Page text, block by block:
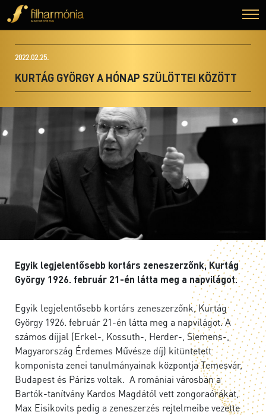
2022.02.25.
KURTÁG GYÖRGY A HÓNAP SZÜLÖTTEI KÖZÖTT
Egyik legjelentősebb kortárs zeneszerzőnk, Kurtág
György 1926. február 21-én látta meg a napvilágot.
Egyik legjelentősebb kortárs zeneszerzőnk, Kurtág
György 1926. február 21-én látta meg a napvilágot. A
számos díjjal (Erkel-, Kossuth-, Herder-, Siemens-,
Magyarország Érdemes Művésze díj) kitüntetett
komponista zenei tanulmányainak központja Temesvár,
Budapest és Párizs voltak. A romániai városban a
Bartók-tanítvány Kardos Magdától vett zongoraórákat,
Max Eisikovits pedig a zeneszerzés rejtelmeibe vezette